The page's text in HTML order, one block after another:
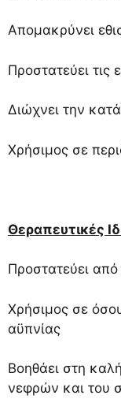
Απομακρύνει
Προστατεύει τις
Διώχνει την
Χρήσιμος σε
Θεραπευτικές
Προστατεύει
Χρήσιμος σε
αϋπνίας
Βοηθάει στη
νεφρών και του